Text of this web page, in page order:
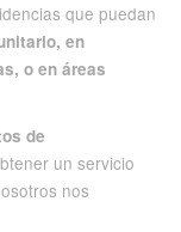
que puedan
en
o en áreas
de
un servicio
nos